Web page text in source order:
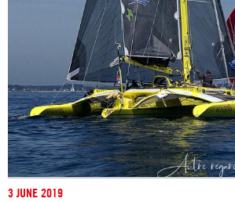
3 JUNE 2019